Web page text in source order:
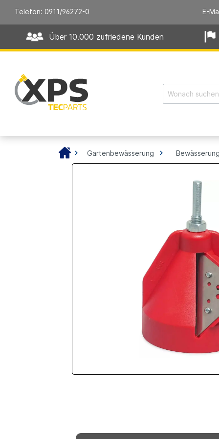
Telefon: 0911/96272-0 E-
Über 10.000 zufriedene Kunden
Gartenbewässerung